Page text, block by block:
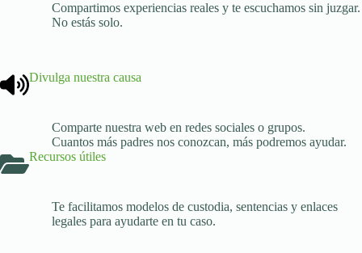
Compartimos experiencias reales y te escuchamos sin juzgar.
No estás solo.
Divulga nuestra causa
Comparte nuestra web en redes sociales o grupos.
Cuantos más padres nos conozcan, más podremos ayudar.
Recursos útiles
Te facilitamos modelos de custodia, sentencias y enlaces
legales para ayudarte en tu caso.